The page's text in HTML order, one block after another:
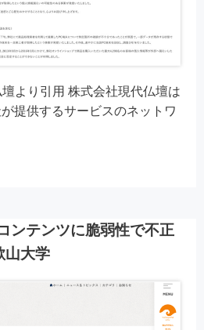
より引用 株式会社現代仏壇は
提供するサービスのネットワ
ンテンツに脆弱性で不正
山大学